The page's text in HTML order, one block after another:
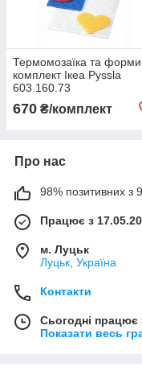
Термомозаїка та форми
комплект Ікеа Pyssla
603.160.73
670 ₴/комплект
Про нас
98% позитивних з
Працює з
м. Луцьк
Луцьк, Україна
Контакти
Сьогодні працює
Показати весь